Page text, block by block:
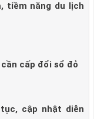
tiềm năng du lịch
cấp đổi sổ đỏ
cập nhật diễn